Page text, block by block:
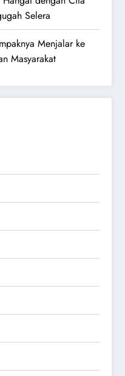
Selera
Menjalar ke
Masyarakat